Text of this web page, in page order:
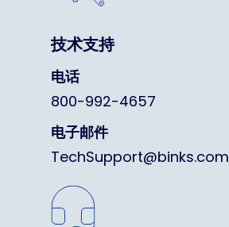
技术支持
电话
800-992-4657
电子邮件
TechSupport@binks.com